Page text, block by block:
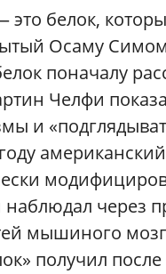
белок,
Осаму
поначалу
Челфи
и
наблюдал через
мышиного
получил